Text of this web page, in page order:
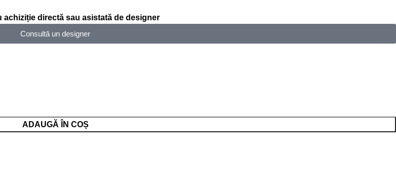
achiziție directă sau asistată de designer
Consultă un designer
ADAUGĂ ÎN COȘ